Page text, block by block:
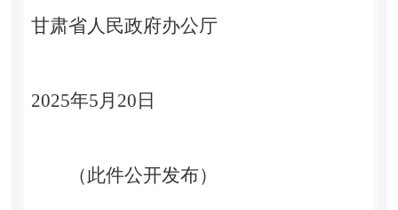
甘肃省人民政府办公厅
2025年5月20日
（此件公开发布）